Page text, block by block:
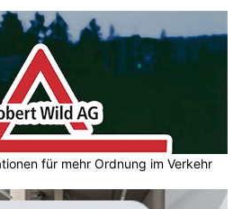
für mehr Ordnung im Verkehr